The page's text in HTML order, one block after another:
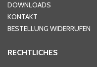
Ort*
DOWNLOADS
KONTAKT
BESTELLUNG WIDERRUFEN
RECHTLICHES